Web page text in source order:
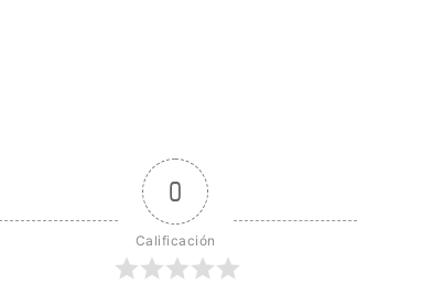
0
Calificación